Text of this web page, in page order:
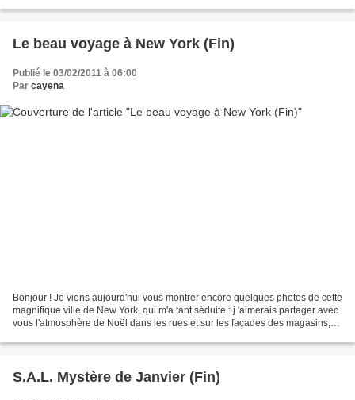
Le beau voyage à New York (Fin)
Publié le 03/02/2011 à 06:00
Par cayena
Bonjour ! Je viens aujourd'hui vous montrer encore quelques photos de cette
magnifique ville de New York, qui m'a tant séduite : j 'aimerais partager avec
vous l'atmosphère de Noël dans les rues et sur les façades des magasins,
S.A.L. Mystère de Janvier (Fin)